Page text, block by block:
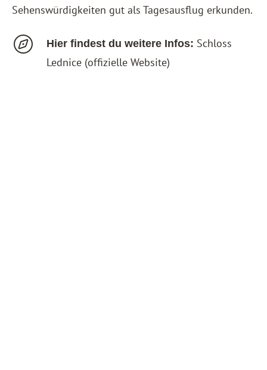
Sehenswürdigkeiten gut als Tagesausflug erkunden.
Hier findest du weitere Infos: Schloss
Lednice (offizielle Website)